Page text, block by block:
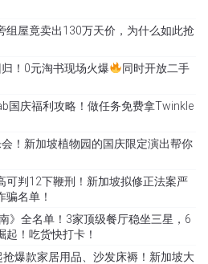
组屋竟卖出130万天价，为什么如此抢
！0元淘书现场火爆
同时开放二手
国庆福利攻略！做任务免费拿Twinkle
！新加坡植物园的国庆限定演出帮你
可判12下鞭刑！新加坡拟修正法案严
名单！
》全名单！3家顶级餐厅稳坐三星，6
！吃货快打卡！
爆款家居用品、沙发床褥！新加坡大